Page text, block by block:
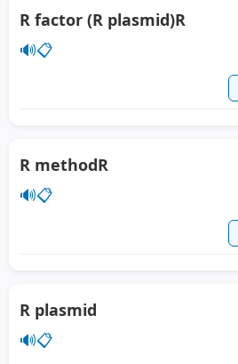
R factor (R plasmid)R
🔊📋
R methodR
🔊📋
R plasmid
🔊📋